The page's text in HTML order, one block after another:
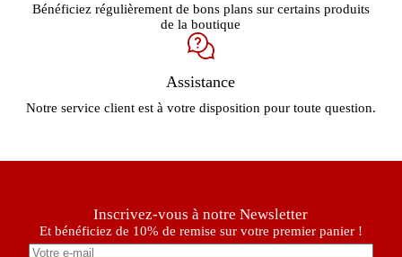
Bénéficiez régulièrement de bons plans sur certains produits
de la boutique
Assistance
Notre service client est à votre disposition pour toute question.
Inscrivez-vous à notre Newsletter
Et bénéficiez de 10% de remise sur votre premier panier !